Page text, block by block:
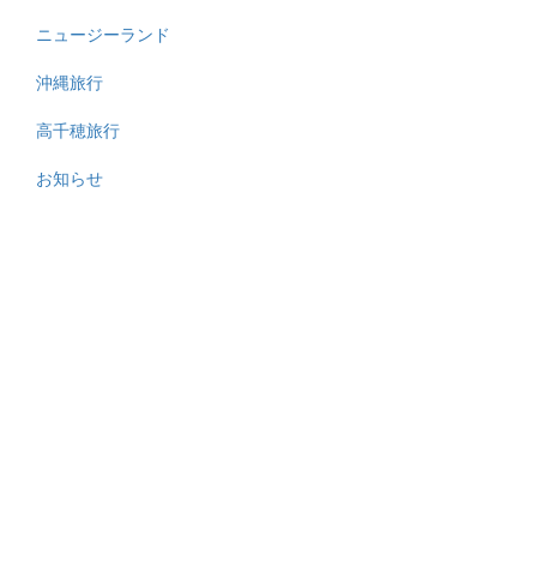
ニュージーランド
沖縄旅行
高千穂旅行
お知らせ